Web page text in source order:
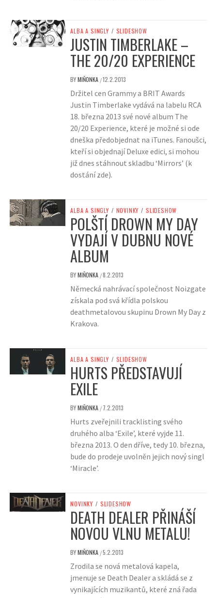
ALBA A SINGLY / SLIDESHOW
JUSTIN TIMBERLAKE –
THE 20/20 EXPERIENCE
BYMIŇONKA /12.2.2013
Držitel cen Grammy a BRIT Awards
Justin Timberlake vydává na labelu RCA
18. března 2013 své nové album The
20/20 Experience, které je možné si ode
dneška předobjednat na iTunes. Fanoušci,
kteří si objednají Deluxe edici, si mohou
již dnes stáhnout skladbu ‘Mirrors’ (k
dostání zde).
ALBA A SINGLY / NOVINKY / SLIDESHOW
POLŠTÍ DROWN MY DAY
VYDAJÍ V DUBNU NOVÉ
ALBUM
BYMIŇONKA /8.2.2013
Německá nahrávací společnost Noizgate
získala pod svá křídla polskou
deathmetalovou skupinu Drown My Day z
Krakova.
ALBA A SINGLY / SLIDESHOW
HURTS PŘEDSTAVUJÍ
EXILE
BYMIŇONKA / 7.2.2013
Hurts zveřejnili tracklisting svého
druhého alba ‘Exile’, které vyjde 11.
března 2013. O den dříve, tedy 10. března,
bude do prodeje uvolněn jejich nový singl
‘Miracle’.
NOVINKY / SLIDESHOW
DEATH DEALER PŘINÁŠÍ
NOVOU VLNU METALU!
BYMIŇONKA /5.2.2013
Zrodila se nová metalová kapela,
jmenuje se Death Dealer a skládá se z
vynikajících muzikantů, které zná řada